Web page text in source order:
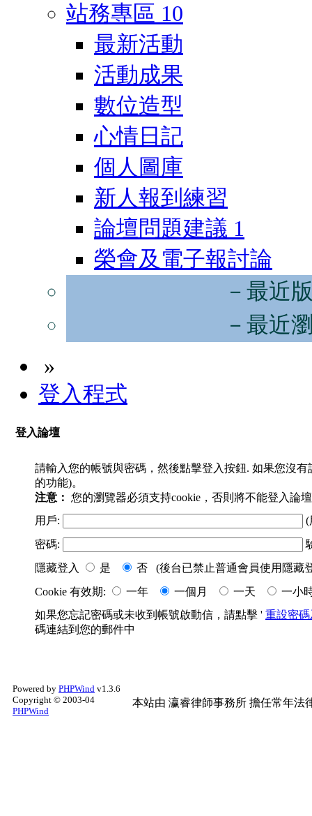
站務專區 10
最新活動
活動成果
數位造型
心情日記
個人圖庫
新人報到練習
論壇問題建議 1
榮會及電子報討論
－最近
－最近
»
登入程式
登入論壇
請輸入您的帳號與密碼，然後點擊登入按鈕. 如果您沒
的功能)。
注意： 您的瀏覽器必須支持cookie，否則將不能登入論
用戶:
(
密碼:
隱藏登入
是
否 (後台已禁止普通會員使用隱藏
Cookie 有效期:
一年 一個月 一天
一小
如果您忘記密碼或未收到帳號啟動信，請點擊 ' 重設密
碼連結到您的郵件中
Powered by PHPWind v1.3.6
Copyright © 2003-04
PHPWind
本站由 瀛睿律師事務所 擔任常年法